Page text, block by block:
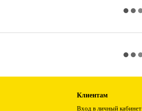
Клиентам
Вход в личный кабинет